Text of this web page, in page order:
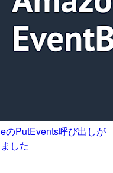
のPutEvents呼び出しが
した